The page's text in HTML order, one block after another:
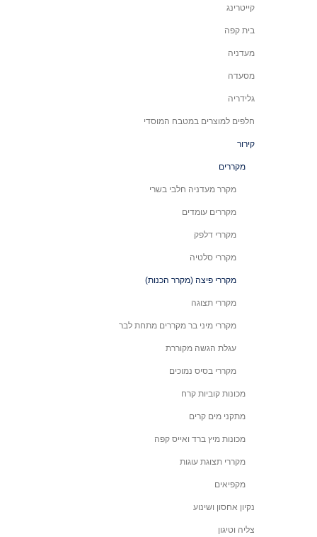
קייטרינג
בית קפה
מעדניה
מסעדה
גלידריה
חלפים למוצרים במטבח המוסדי
קירור
מקררים
מקרר מעדניה חלבי בשרי
מקררים עומדים
מקררי דלפק
מקררי סלטיה
מקררי פיצה (מקרר הכנות)
מקררי תצוגה
מקררי מיני בר מקררים מתחת לבר
עגלת הגשה מקוררת
מקררי בסיס נמוכים
מכונות קוביות קרח
מתקני מים קרים
מכונות מיץ ברד ואייס קפה
מקררי תצוגת עוגות
מקפיאים
נקיון אחסון ושינוע
צליה וטיגון